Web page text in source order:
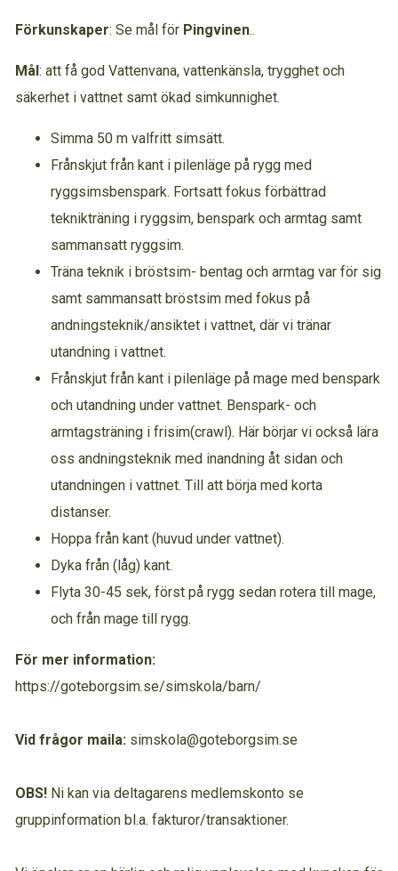
Förkunskaper: Se mål för Pingvinen..
Mål: att få god Vattenvana, vattenkänsla, trygghet och
säkerhet i vattnet samt ökad simkunnighet.
Simma 50 m valfritt simsätt.
Frånskjut från kant i pilenläge på rygg med
ryggsimsbenspark. Fortsatt fokus förbättrad
teknikträning i ryggsim, benspark och armtag samt
sammansatt ryggsim.
Träna teknik i bröstsim- bentag och armtag var för sig
samt sammansatt bröstsim med fokus på
andningsteknik/ansiktet i vattnet, där vi tränar
utandning i vattnet.
Frånskjut från kant i pilenläge på mage med benspark
och utandning under vattnet. Benspark- och
armtagsträning i frisim(crawl). Här börjar vi också lära
oss andningsteknik med inandning åt sidan och
utandningen i vattnet. Till att börja med korta
distanser.
Hoppa från kant (huvud under vattnet).
Dyka från (låg) kant.
Flyta 30-45 sek, först på rygg sedan rotera till mage,
och från mage till rygg.
För mer information:
https://goteborgsim.se/simskola/barn/
Vid frågor maila: simskola@goteborgsim.se
OBS! Ni kan via deltagarens medlemskonto se
gruppinformation bl.a. fakturor/transaktioner.